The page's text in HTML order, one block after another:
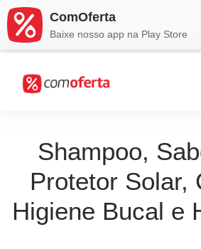
Shampoo,
Protetor Solar,
Higiene Bucal e
ComOferta
Baixe nosso app na Play Store